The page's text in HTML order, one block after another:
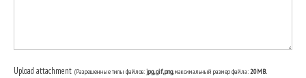
Upload attachment (Разрешенные типы файлов:jpg, gif, png, максимальный размер файла:20MB.